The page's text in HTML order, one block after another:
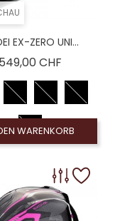
EX-ZERO UNI...
549,00 CHF
WARENKORB